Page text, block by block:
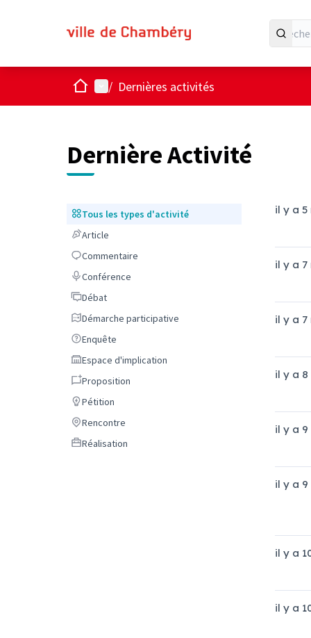
AccueilMenu principal
/ Dernières activités
Dernière Activité
Tous les types d'activité
Tous les types d'activité
ArticleArticle
Commentaire
Commentaire
Conférence
Conférence
DébatDébat
Démarche participative
Démarche participative
Enquête
Enquête
Espace d'implication
Espace d'implication
Proposition
Proposition
Pétition
Pétition
Rencontre
Rencontre
Réalisation
Réalisation
il y a 5
il y a 7
il y a 7
il y a 8
il y a 9
il y a 9
il y a
il y a